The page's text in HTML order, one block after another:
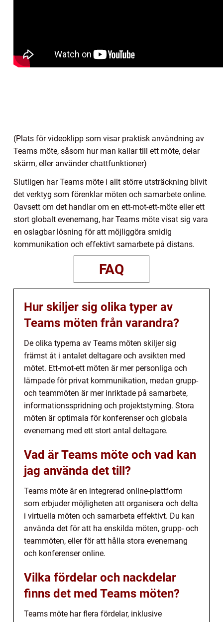
(Plats för videoklipp som visar praktisk användning av
Teams möte, såsom hur man kallar till ett möte, delar
skärm, eller använder chattfunktioner)
Slutligen har Teams möte i allt större utsträckning blivit
det verktyg som förenklar möten och samarbete online.
Oavsett om det handlar om en ett-mot-ett-möte eller ett
stort globalt evenemang, har Teams möte visat sig vara
en oslagbar lösning för att möjliggöra smidig
kommunikation och effektivt samarbete på distans.
FAQ
Hur skiljer sig olika typer av
Teams möten från varandra?
De olika typerna av Teams möten skiljer sig
främst åt i antalet deltagare och avsikten med
mötet. Ett-mot-ett möten är mer personliga och
lämpade för privat kommunikation, medan grupp-
och teammöten är mer inriktade på samarbete,
informationsspridning och projektstyrning. Stora
möten är optimala för konferenser och globala
evenemang med ett stort antal deltagare.
Vad är Teams möte och vad kan
jag använda det till?
Teams möte är en integrerad online-plattform
som erbjuder möjligheten att organisera och delta
i virtuella möten och samarbeta effektivt. Du kan
använda det för att ha enskilda möten, grupp- och
teammöten, eller för att hålla stora evenemang
och konferenser online.
Vilka fördelar och nackdelar
finns det med Teams möten?
Teams möte har flera fördelar, inklusive